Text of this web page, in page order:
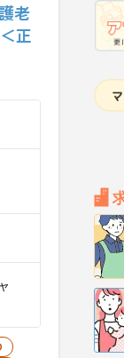
老
正